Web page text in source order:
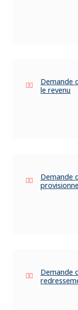
Demande
le revenu
Demande
Demande